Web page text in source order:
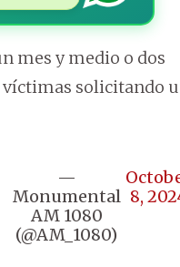
mes y medio o dos
víctimas solicitando
—
Monumental
AM 1080
(@AM_1080)
8,